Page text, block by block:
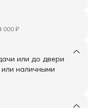
000 ₽
или до двери
наличными